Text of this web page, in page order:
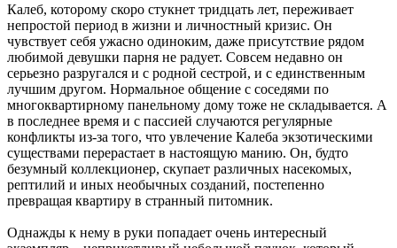
Калеб, которому скоро стукнет тридцать лет, переживает
непростой период в жизни и личностный кризис. Он
чувствует себя ужасно одиноким, даже присутствие рядом
любимой девушки парня не радует. Совсем недавно он
серьезно разругался и с родной сестрой, и с единственным
лучшим другом. Нормальное общение с соседями по
многоквартирному панельному дому тоже не складывается. А
в последнее время и с пассией случаются регулярные
конфликты из-за того, что увлечение Калеба экзотическими
существами перерастает в настоящую манию. Он, будто
безумный коллекционер, скупает различных насекомых,
рептилий и иных необычных созданий, постепенно
превращая квартиру в странный питомник.
Однажды к нему в руки попадает очень интересный